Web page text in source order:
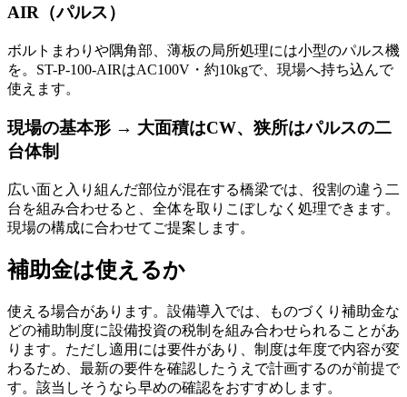
AIR（パルス）
ボルトまわりや隅角部、薄板の局所処理には小型のパルス機
を。ST-P-100-AIRはAC100V・約10kgで、現場へ持ち込んで
使えます。
現場の基本形 → 大面積はCW、狭所はパルスの二
台体制
広い面と入り組んだ部位が混在する橋梁では、役割の違う二
台を組み合わせると、全体を取りこぼしなく処理できます。
現場の構成に合わせてご提案します。
補助金は使えるか
使える場合があります。設備導入では、ものづくり補助金な
どの補助制度に設備投資の税制を組み合わせられることがあ
ります。ただし適用には要件があり、制度は年度で内容が変
わるため、最新の要件を確認したうえで計画するのが前提で
す。該当しそうなら早めの確認をおすすめします。